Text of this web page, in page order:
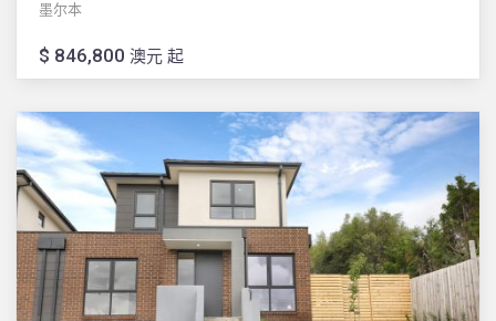
墨尔本
$ 846,800 澳元 起